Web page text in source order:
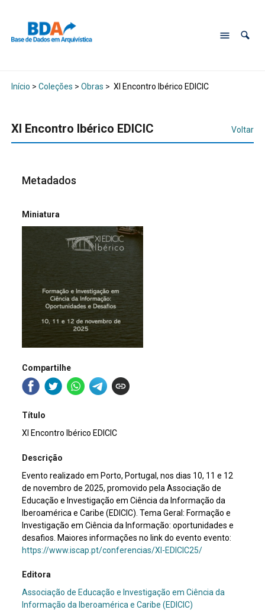
Início > Coleções > Obras > XI Encontro Ibérico EDICIC
XI Encontro Ibérico EDICIC Voltar
Metadados
Miniatura
Compartilhe
Título
XI Encontro Ibérico EDICIC
Descrição
Evento realizado em Porto, Portugal, nos dias 10, 11 e 12
de novembro de 2025, promovido pela Associação de
Educação e Investigação em Ciência da Informação da
Iberoamérica e Caribe (EDICIC). Tema Geral: Formação e
Investigação em Ciência da Informação: oportunidades e
desafios. Maiores informações no link do evento evento:
https://www.iscap.pt/conferencias/XI-EDICIC25/
Editora
Associação de Educação e Investigação em Ciência da
Informação da Iberoamérica e Caribe (EDICIC)